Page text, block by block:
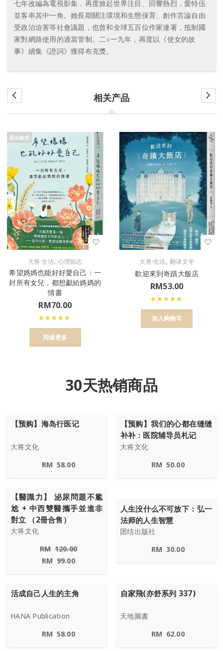
七年改編為電視影集，再度掀起世界注目、回響熱烈，愛特伍
並客串其中一角。她長期關注環境和生態保育、創作言論自由
受政治迫害等社會議題，也曾和全球五百位作家連署，抵制國
家對網路使用的過當管制。二○一九年，再度以《使女的故
事》續集《證詞》獲得布克獎。
相关产品
现在缺货
大将·生活, 心理励志
希望媽媽也能好好愛自己：一
封所有女兒，都想獻給媽媽的
情書
RM70.00
阅读更多
大将·生活,翻译文学
歡迎來到奇蹟大飯店
RM53.00
加入购物车
30天热销商品
【预购】海岛行医记
大将文化
RM 58.00
【预购】我们的心都在缝缝
补补：医院辅导员札记
大将文化
RM 50.00
【醫識力】 泌尿問題不尷
尬 + 中西雙醫攜手並進非
對立 （2冊合售）
大将文化
RM 120.00
RM 99.00
人生没什么不可放下：弘一
法师的人生智慧
团结出版社
RM 30.00
活成自己人生的主角
HANA Publication
RM 58.00
自家飛(亦舒系列 337)
天地圖書
RM 62.00